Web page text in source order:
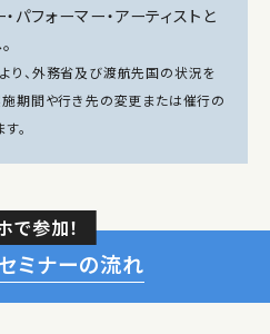
パフォーマー・アーティストと
、外務省及び渡航先国の状況を
期間や行き先の変更または催行の
。
で参加！
ミナーの流れ